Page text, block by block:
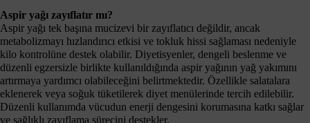
Aspir yağı zayıflatır mı?
Aspir yağı tek başına mucizevi bir zayıflatıcı değildir, ancak
metabolizmayı hızlandırıcı etkisi ve tokluk hissi sağlaması nedeniyle
kilo kontrolüne destek olabilir. Diyetisyenler, dengeli beslenme ve
düzenli egzersizle birlikte kullanıldığında aspir yağının yağ yakımını
artırmaya yardımcı olabileceğini belirtmektedir. Özellikle salatalara
eklenerek veya soğuk tüketilerek diyet menülerinde tercih edilebilir.
Düzenli kullanımda vücudun enerji dengesini korumasına katkı sağlar
ve sağlıklı zayıflama sürecini destekler.